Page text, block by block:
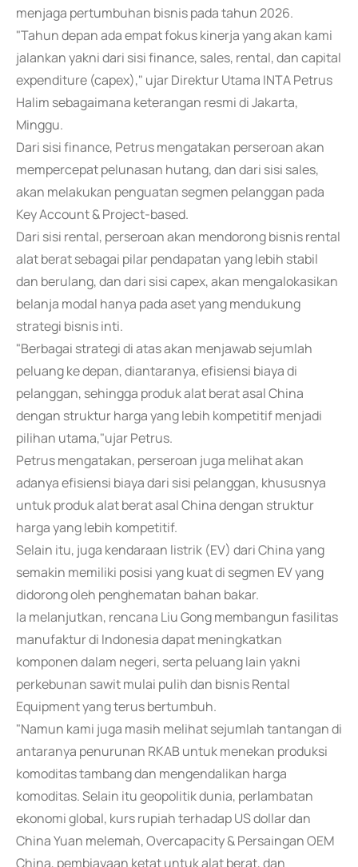
menjaga pertumbuhan bisnis pada tahun 2026.
"Tahun depan ada empat fokus kinerja yang akan kami
jalankan yakni dari sisi finance, sales, rental, dan capital
expenditure (capex)," ujar Direktur Utama INTA Petrus
Halim sebagaimana keterangan resmi di Jakarta,
Minggu.
Dari sisi finance, Petrus mengatakan perseroan akan
mempercepat pelunasan hutang, dan dari sisi sales,
akan melakukan penguatan segmen pelanggan pada
Key Account & Project-based.
Dari sisi rental, perseroan akan mendorong bisnis rental
alat berat sebagai pilar pendapatan yang lebih stabil
dan berulang, dan dari sisi capex, akan mengalokasikan
belanja modal hanya pada aset yang mendukung
strategi bisnis inti.
"Berbagai strategi di atas akan menjawab sejumlah
peluang ke depan, diantaranya, efisiensi biaya di
pelanggan, sehingga produk alat berat asal China
dengan struktur harga yang lebih kompetitif menjadi
pilihan utama,"ujar Petrus.
Petrus mengatakan, perseroan juga melihat akan
adanya efisiensi biaya dari sisi pelanggan, khususnya
untuk produk alat berat asal China dengan struktur
harga yang lebih kompetitif.
Selain itu, juga kendaraan listrik (EV) dari China yang
semakin memiliki posisi yang kuat di segmen EV yang
didorong oleh penghematan bahan bakar.
Ia melanjutkan, rencana Liu Gong membangun fasilitas
manufaktur di Indonesia dapat meningkatkan
komponen dalam negeri, serta peluang lain yakni
perkebunan sawit mulai pulih dan bisnis Rental
Equipment yang terus bertumbuh.
"Namun kami juga masih melihat sejumlah tantangan di
antaranya penurunan RKAB untuk menekan produksi
komoditas tambang dan mengendalikan harga
komoditas. Selain itu geopolitik dunia, perlambatan
ekonomi global, kurs rupiah terhadap US dollar dan
China Yuan melemah, Overcapacity & Persaingan OEM
China, pembiayaan ketat untuk alat berat, dan